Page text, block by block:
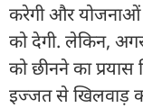
करेगी और योजनाओं
को देगी. लेकिन,
को छीनने का प्रयास
इज्जत से खिलवाड़